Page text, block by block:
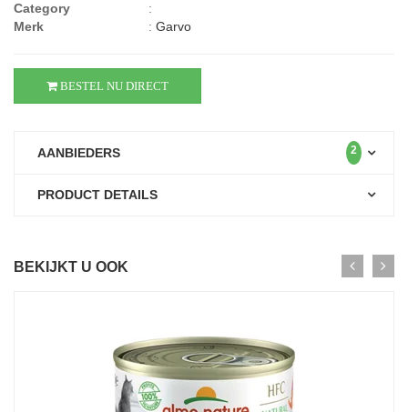
Category
:
Merk
: Garvo
BESTEL NU DIRECT
AANBIEDERS 2
PRODUCT DETAILS
BEKIJKT U OOK